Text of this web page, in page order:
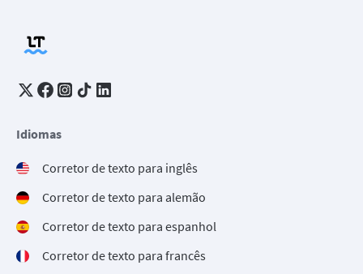
Idiomas
Corretor de texto para inglês
Corretor de texto para alemão
Corretor de texto para espanhol
Corretor de texto para francês